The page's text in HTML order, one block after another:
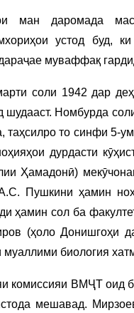
ман даромада
устод буд,
муваффақ
соли 1942 дар
шудааст. Номбурда
таҳсилро то синфи 5-
дурдасти
Ҳамадонӣ)
Пушкини ҳамин
ҳамин сол ба
(ҳоло Донишгоҳи
муаллими биология
комиссияи ВМҶТ оид
мешавад.